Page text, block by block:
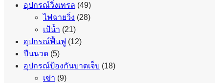
อุปกรณ์วิ่งเทรล (49)
ไฟฉายวิ่ง (28)
เป้น้ำ (21)
อุปกรณ์ฟื้นฟู (12)
ปืนนวด (5)
อุปกรณ์ป้องกันบาดเจ็บ (18)
เข่า (9)